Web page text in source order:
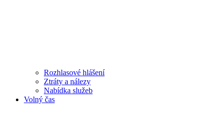
Rozhlasové hlášení
Ztráty a nálezy
Nabídka služeb
Volný čas